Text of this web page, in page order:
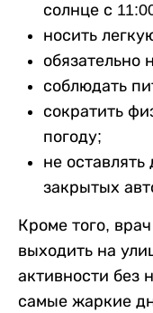
солнце с
носить
обязательно
соблюдать
сократить
погоду;
не
закрытых
Кроме того,
выходить на
активности без
самые жаркие